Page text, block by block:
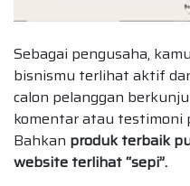
Sebagai pengusaha,
bisnismu terlihat aktif
calon pelanggan
komentar atau testimoni
Bahkan produk terbaik
website terlihat “sepi”.